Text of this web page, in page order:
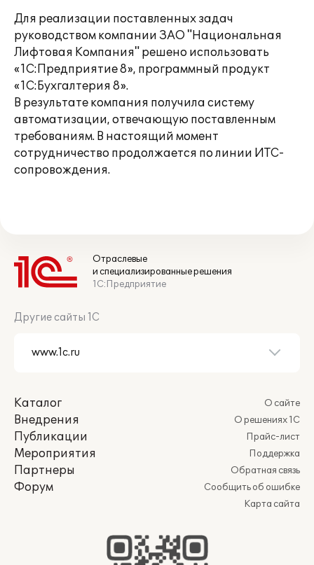
Для реализации поставленных задач
руководством компании ЗАО "Национальная
Лифтовая Компания" решено использовать
«1С:Предприятие 8», программный продукт
«1С:Бухгалтерия 8».
В результате компания получила систему
автоматизации, отвечающую поставленным
требованиям. В настоящий момент
сотрудничество продолжается по линии ИТС-
сопровождения.
Отраслевые
и специализированные решения
1С:Предприятие
Другие сайты 1С
Каталог
Внедрения
Публикации
Мероприятия
Партнеры
Форум
О сайте
О решениях 1С
Прайс-лист
Поддержка
Обратная связь
Сообщить об ошибке
Карта сайта